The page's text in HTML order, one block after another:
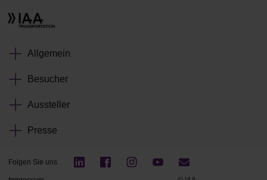
Allgemein
Besucher
Aussteller
Presse
Folgen Sie uns